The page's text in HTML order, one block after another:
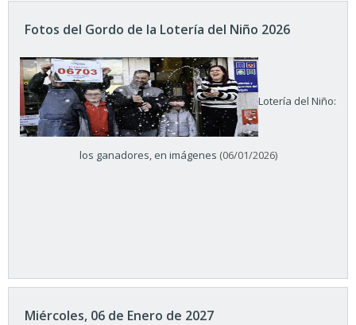
Fotos del Gordo de la Lotería del Niño 2026
Lotería del Niño:
los ganadores, en imágenes (06/01/2026)
Miércoles, 06 de Enero de 2027